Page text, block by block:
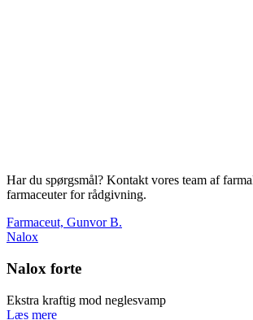
Har du spørgsmål? Kontakt vores team af
farmaceuter for rådgivning.
Farmaceut, Gunvor B.
Nalox
Nalox forte
Ekstra kraftig mod neglesvamp
Læs mere